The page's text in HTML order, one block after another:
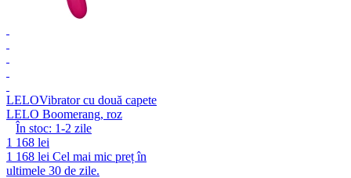
LELOVibrator cu două capete
LELO Boomerang, roz
În stoc: 1-2 zile
1 168 lei
1 168 lei Cel mai mic preț în
ultimele 30 de zile.